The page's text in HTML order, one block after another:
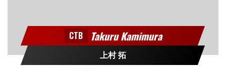
CTB Takuru Kamimura
上村 拓